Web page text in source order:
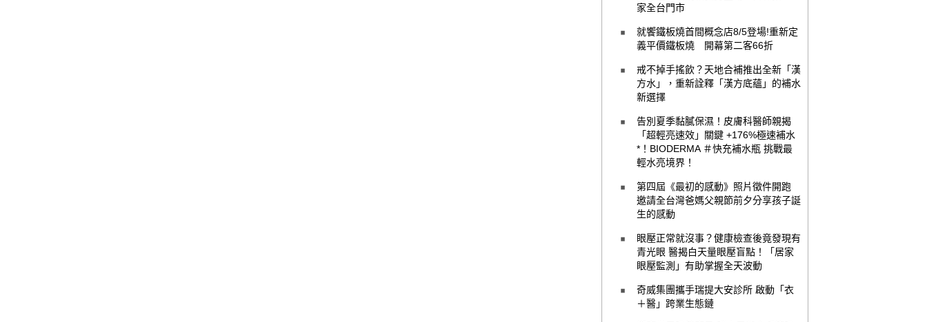
家全台門市
就饗鐵板燒首間概念店8/5登場!重新定
義平價鐵板燒 開幕第二客66折
戒不掉手搖飲？天地合補推出全新「漢
方水」，重新詮釋「漢方底蘊」的補水
新選擇
告別夏季黏膩保濕！皮膚科醫師親揭
「超輕亮速效」關鍵 +176%極速補水
*！BIODERMA ＃快充補水瓶 挑戰最
輕水亮境界！
第四屆《最初的感動》照片徵件開跑
邀請全台灣爸媽父親節前夕分享孩子誕
生的感動
眼壓正常就沒事？健康檢查後竟發現有
青光眼 醫揭白天量眼壓盲點！「居家
眼壓監測」有助掌握全天波動
奇威集團攜手瑞提大安診所 啟動「衣
＋醫」跨業生態鏈